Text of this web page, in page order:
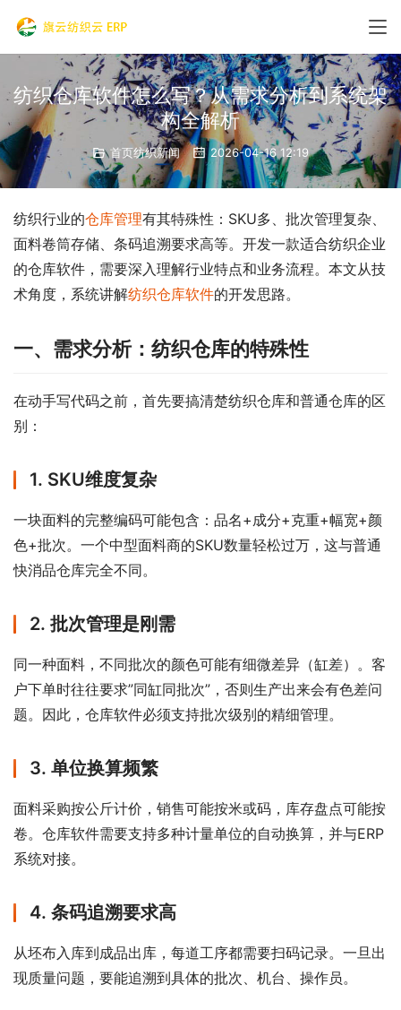
纺织仓库软件怎么写？从需求分析到系统架
构全解析
首页纺织新闻 2026-04-16 12:19
纺织行业的仓库管理有其特殊性：SKU多、批次管理复杂、
面料卷筒存储、条码追溯要求高等。开发一款适合纺织企业
的仓库软件，需要深入理解行业特点和业务流程。本文从技
术角度，系统讲解纺织仓库软件的开发思路。
一、需求分析：纺织仓库的特殊性
在动手写代码之前，首先要搞清楚纺织仓库和普通仓库的区
别：
1. SKU维度复杂
一块面料的完整编码可能包含：品名+成分+克重+幅宽+颜
色+批次。一个中型面料商的SKU数量轻松过万，这与普通
快消品仓库完全不同。
2. 批次管理是刚需
同一种面料，不同批次的颜色可能有细微差异（缸差）。客
户下单时往往要求”同缸同批次”，否则生产出来会有色差问
题。因此，仓库软件必须支持批次级别的精细管理。
3. 单位换算频繁
面料采购按公斤计价，销售可能按米或码，库存盘点可能按
卷。仓库软件需要支持多种计量单位的自动换算，并与ERP
系统对接。
4. 条码追溯要求高
从坯布入库到成品出库，每道工序都需要扫码记录。一旦出
现质量问题，要能追溯到具体的批次、机台、操作员。